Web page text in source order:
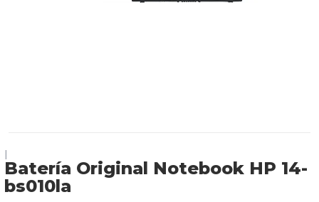
Batería Original Notebook HP 14-
bs010la